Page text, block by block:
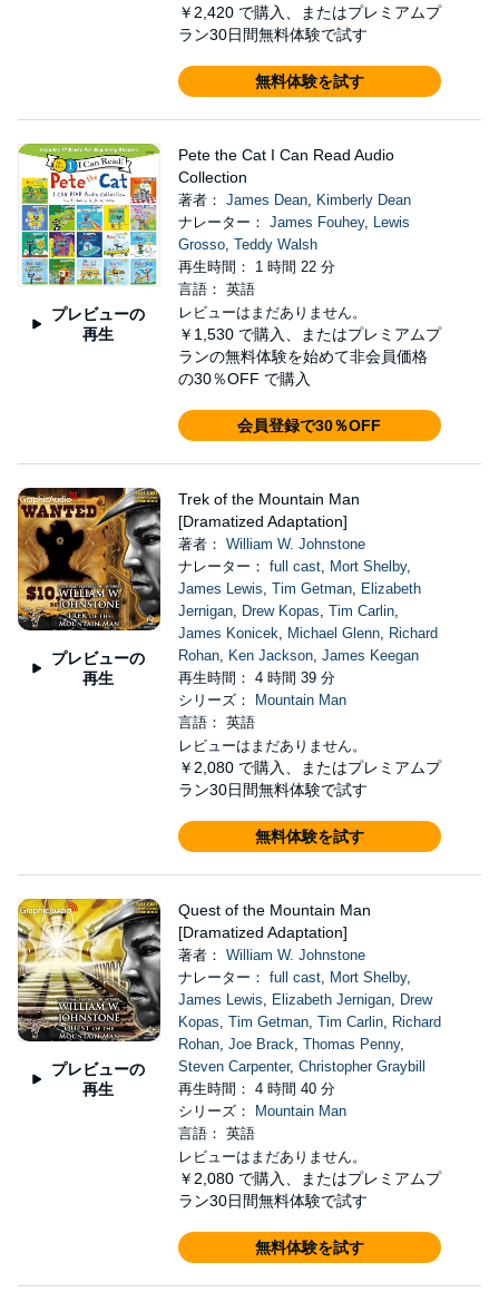
￥2,420 で購入、またはプレミアムプ
ラン30日間無料体験で試す
無料体験を試す
プレビューの
再生
Pete the Cat I Can Read Audio
Collection
著者： James Dean, Kimberly Dean
ナレーター： James Fouhey, Lewis
Grosso, Teddy Walsh
再生時間： 1 時間 22 分
言語： 英語
レビューはまだありません。
￥1,530 で購入、またはプレミアムプ
ランの無料体験を始めて非会員価格
の30％OFF で購入
会員登録で30％OFF
プレビューの
再生
Trek of the Mountain Man
[Dramatized Adaptation]
著者： William W. Johnstone
ナレーター： full cast, Mort Shelby,
James Lewis, Tim Getman, Elizabeth
Jernigan, Drew Kopas, Tim Carlin,
James Konicek, Michael Glenn, Richard
Rohan, Ken Jackson, James Keegan
再生時間： 4 時間 39 分
シリーズ：
Mountain Man
言語： 英語
レビューはまだありません。
￥2,080 で購入、またはプレミアムプ
ラン30日間無料体験で試す
無料体験を試す
プレビューの
再生
Quest of the Mountain Man
[Dramatized Adaptation]
著者： William W. Johnstone
ナレーター： full cast, Mort Shelby,
James Lewis, Elizabeth Jernigan, Drew
Kopas, Tim Getman, Tim Carlin, Richard
Rohan, Joe Brack, Thomas Penny,
Steven Carpenter, Christopher Graybill
再生時間： 4 時間 40 分
シリーズ：
Mountain Man
言語： 英語
レビューはまだありません。
￥2,080 で購入、またはプレミアムプ
ラン30日間無料体験で試す
無料体験を試す